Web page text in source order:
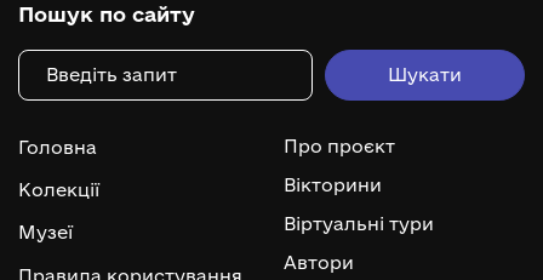
Пошук по сайту
Головна
Колекції
Музеї
Правила користування
Про проєкт
Вікторини
Віртуальні тури
Автори